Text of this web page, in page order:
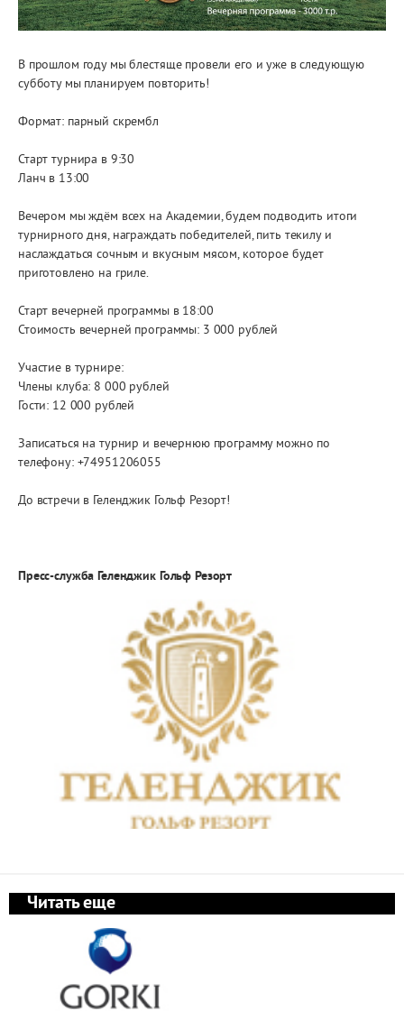
В прошлом году мы блестяще провели его и уже в следующую
субботу мы планируем повторить!
Формат: парный скрембл
Старт турнира в 9:30
Ланч в 13:00
Вечером мы ждём всех на Академии, будем подводить итоги
турнирного дня, награждать победителей, пить текилу и
наслаждаться сочным и вкусным мясом, которое будет
приготовлено на гриле.
Старт вечерней программы в 18:00
Стоимость вечерней программы: 3 000 рублей
Участие в турнире:
Члены клуба: 8 000 рублей
Гости: 12 000 рублей
Записаться на турнир и вечернюю программу можно по
телефону: +74951206055
До встречи в Геленджик Гольф Резорт!
Пресс-служба Геленджик Гольф Резорт
Читать еще